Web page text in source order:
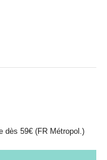
dès 59€ (FR Métropol.)